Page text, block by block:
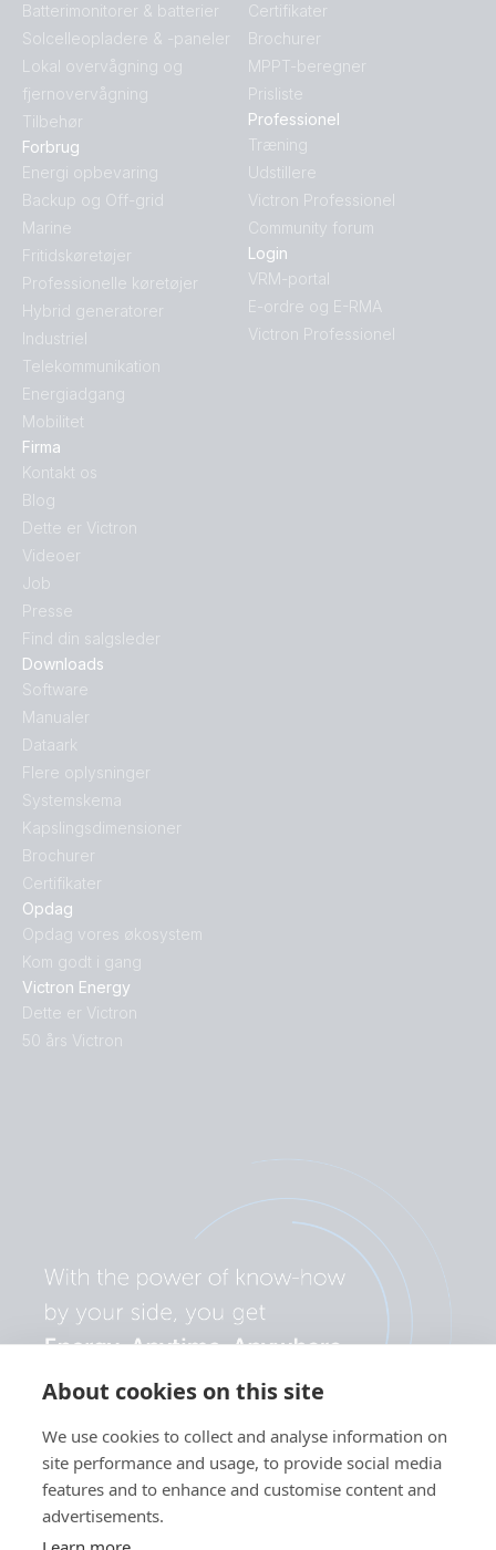
About cookies on this site
We use cookies to collect and analyse information on
site performance and usage, to provide social media
features and to enhance and customise content and
advertisements.
Batterimonitorer & batterier
Solcelleopladere & -paneler
Lokal overvågning og
fjernovervågning
Tilbehør
Opdag
Opdag vores økosystem
Kom godt i gang
Victron Energy
Dette er Victron
50 års Victron
Downloads
Software
Manualer
Dataark
Flere oplysninger
Systemskema
Kapslingsdimensioner
Brochurer
Certifikater
Forbrug
Energi opbevaring
Backup og Off-grid
Marine
Fritidskøretøjer
Professionelle køretøjer
Hybrid generatorer
Industriel
Telekommunikation
Energiadgang
Mobilitet
Firma
Kontakt os
Blog
Dette er Victron
Videoer
Job
Presse
Find din salgsleder
Certifikater
Brochurer
MPPT-beregner
Prisliste
Professionel
Træning
Udstillere
Victron Professionel
Community forum
Login
VRM-portal
E-ordre og E-RMA
Victron Professionel